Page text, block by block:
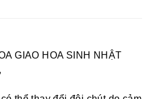
GIAO HOA SINH NHẬT